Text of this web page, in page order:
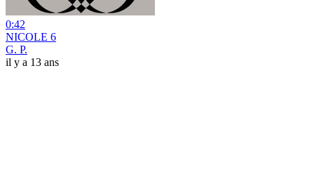
0:42
NICOLE 6
G. P.
il y a 13 ans